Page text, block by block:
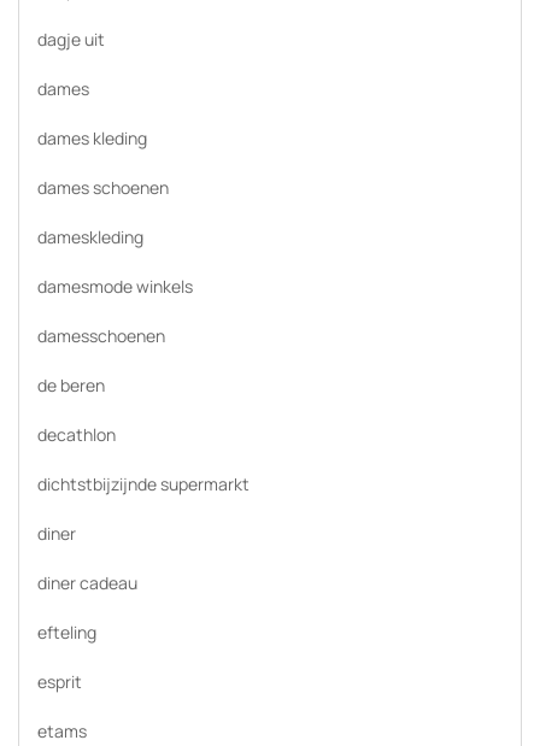
dagje uit
dames
dames kleding
dames schoenen
dameskleding
damesmode winkels
damesschoenen
de beren
decathlon
dichtstbijzijnde supermarkt
diner
diner cadeau
efteling
esprit
etams